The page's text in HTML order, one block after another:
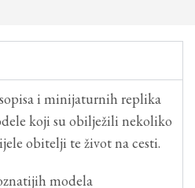
i minijaturnih replika
koji su obilježili nekoliko
obitelji te život na cesti.
modela